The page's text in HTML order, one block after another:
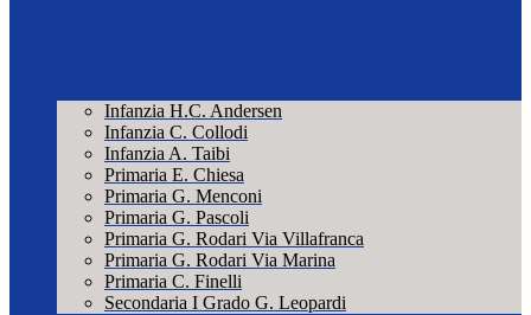
Infanzia H.C. Andersen
Infanzia C. Collodi
Infanzia A. Taibi
Primaria E. Chiesa
Primaria G. Menconi
Primaria G. Pascoli
Primaria G. Rodari Via Villafranca
Primaria G. Rodari Via Marina
Primaria C. Finelli
Secondaria I Grado G. Leopardi